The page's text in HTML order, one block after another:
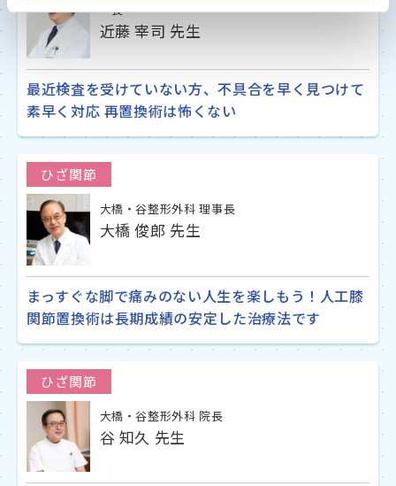
ー長
近藤 宰司 先生
最近検査を受けていない方、不具合を早く見つけて
素早く対応 再置換術は怖くない
ひざ関節
大橋・谷整形外科 理事長
大橋 俊郎 先生
まっすぐな脚で痛みのない人生を楽しもう！人工膝
関節置換術は長期成績の安定した治療法です
ひざ関節
大橋・谷整形外科 院長
谷 知久 先生